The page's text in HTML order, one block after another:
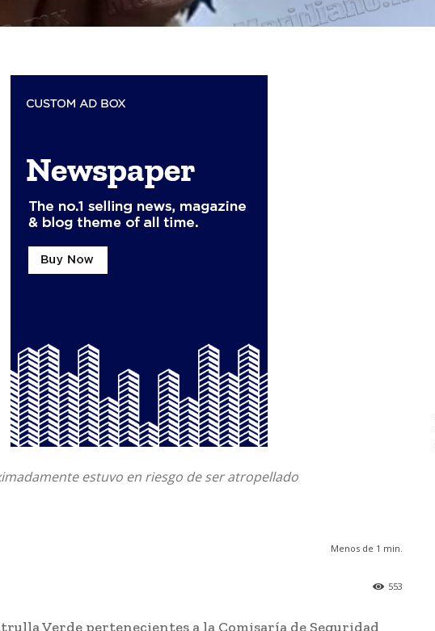
estuvo en riesgo de ser atropellado
Menos de 1 min.
553
Verde pertenecientes a la Comisaría de Seguridad